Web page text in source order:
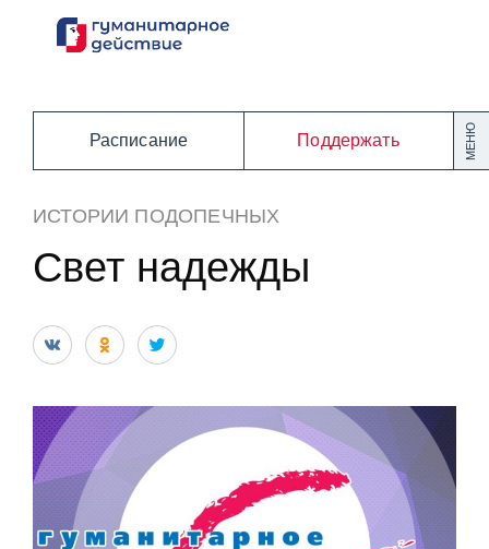
Перейти
МЕНЮ
Расписание Поддержать
ИСТОРИИ ПОДОПЕЧНЫХ
Свет надежды